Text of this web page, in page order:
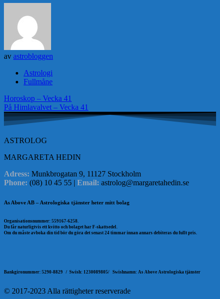
av astrobloggen
Astrologi
Fullmåne
Inläggsnavigering
Horoskop – Vecka 41
På Himlavalvet – Vecka 41
ASTROLOG
MARGARETA HEDIN
Adress: Munkbrogatan 9, 11127 Stockholm
Phone: (08) 10 45 55 | Email: astrolog@margaretahedin.se
As Above AB – Astrologiska tjänster heter mitt bolag
Organisationsnummer: 559167-6258.
Du får naturligtvis ett kvitto och bolaget har F-skattsedel.
Om du måste avboka din tid bör du göra det senast 24 timmar innan annars debiteras du fullt pris.
Bankgironummer: 5290-8829 / Swish: 1230089805/ Swishnamn: As Above Astrologiska tjänster
© 2017-2023 Alla rättigheter reserverade